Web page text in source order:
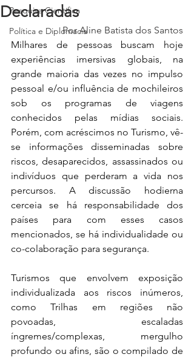
Pesquisa Científica
Política e Diplomacia
Declaradas
Por Aline Batista dos Santos
Milhares de pessoas buscam hoje
experiências imersivas globais, na
grande maioria das vezes no impulso
pessoal e/ou influência de mochileiros
sob os programas de viagens
conhecidos pelas mídias sociais.
Porém, com acréscimos no Turismo, vê-
se informações disseminadas sobre
riscos, desaparecidos, assassinados ou
indivíduos que perderam a vida nos
percursos. A discussão hodierna
cerceia se há responsabilidade dos
países para com esses casos
mencionados, se há individualidade ou
co-colaboração para segurança.
Turismos que envolvem exposição
individualizada aos riscos inúmeros,
como Trilhas em regiões não
povoadas, escaladas
íngremes/complexas, mergulho
profundo ou afins, são o compilado de